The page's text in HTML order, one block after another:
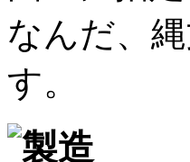
なんだ、
す。